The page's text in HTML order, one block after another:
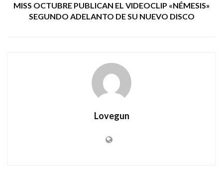
MISS OCTUBRE PUBLICAN EL VIDEOCLIP «NÉMESIS»
SEGUNDO ADELANTO DE SU NUEVO DISCO
Lovegun